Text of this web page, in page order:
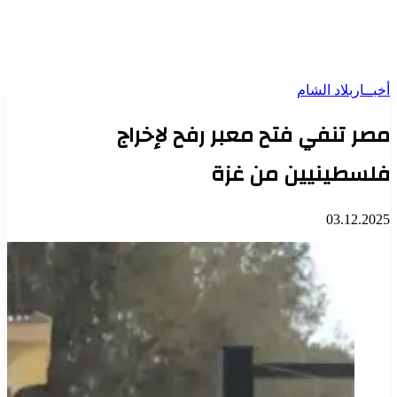
أخبــار بلاد الشام
مصر تنفي فتح معبر رفح لإخراج
فلسطينيين من غزة
03.12.2025